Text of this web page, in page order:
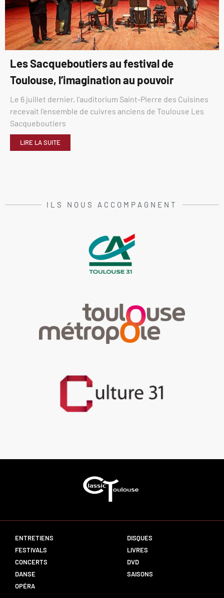
Les Sacqueboutiers au festival de
Toulouse, l’imagination au pouvoir
Le 6 juillet dernier, l’auditorium Saint-Pierre des Cuisines
recevait l’ensemble de cuivres anciens de Toulouse Les
Sacqueboutiers
LIRE LA SUITE
ILS NOUS ACCOMPAGNENT
ENTRETIENS
FESTIVALS
CONCERTS
DANSE
OPÉRA
DISQUES
LIVRES
DVD
SAISONS